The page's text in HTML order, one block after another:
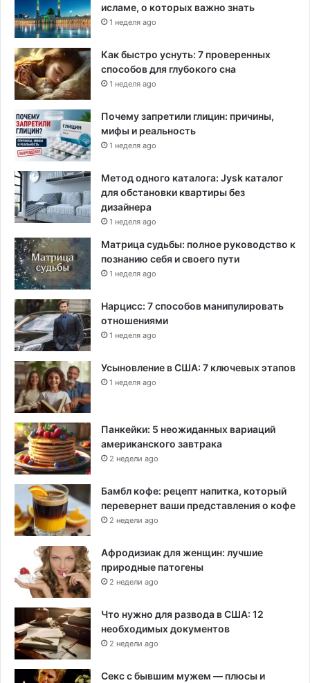
исламе, о которых важно знать
1 неделя ago
Как быстро уснуть: 7 проверенных
способов для глубокого сна
1 неделя ago
Почему запретили глицин: причины,
мифы и реальность
1 неделя ago
Метод одного каталога: Jysk каталог
для обстановки квартиры без
дизайнера
1 неделя ago
Матрица судьбы: полное руководство к
познанию себя и своего пути
1 неделя ago
Нарцисс: 7 способов манипулировать
отношениями
1 неделя ago
Усыновление в США: 7 ключевых этапов
1 неделя ago
Панкейки: 5 неожиданных вариаций
американского завтрака
2 недели ago
Бамбл кофе: рецепт напитка, который
перевернет ваши представления о кофе
2 недели ago
Афродизиак для женщин: лучшие
природные патогены
2 недели ago
Что нужно для развода в США: 12
необходимых документов
2 недели ago
Секс с бывшим мужем — плюсы и